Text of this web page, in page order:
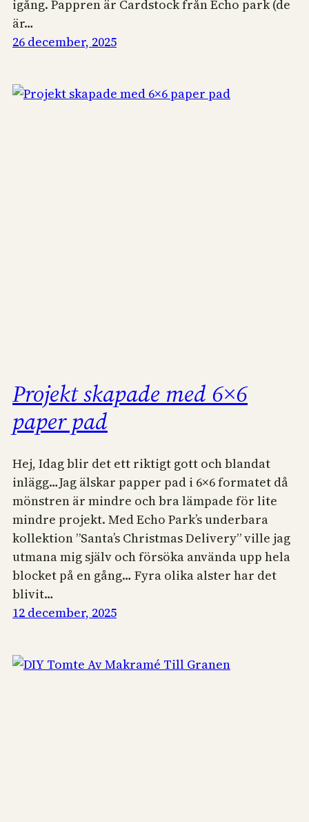
igång. Pappren är Cardstock från Echo park (de
är…
26 december, 2025
Projekt skapade med 6×6
paper pad
Hej, Idag blir det ett riktigt gott och blandat
inlägg…Jag älskar papper pad i 6×6 formatet då
mönstren är mindre och bra lämpade för lite
mindre projekt. Med Echo Park’s underbara
kollektion ”Santa’s Christmas Delivery” ville jag
utmana mig själv och försöka använda upp hela
blocket på en gång… Fyra olika alster har det
blivit…
12 december, 2025